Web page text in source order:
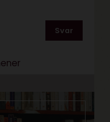
Svar